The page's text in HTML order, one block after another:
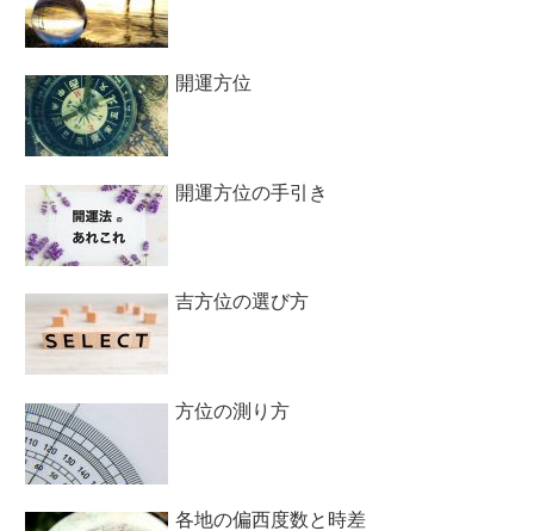
開運方位
開運方位の手引き
吉方位の選び方
方位の測り方
各地の偏西度数と時差